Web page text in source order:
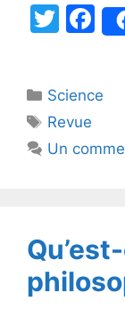
T
er
F
a
e
o
Catégories
Science
Étiquettes
Revue
Un